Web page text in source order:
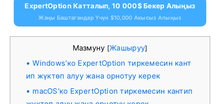
ExpertOption Катталып, 10 000$ Бекер Алыңыз
Жаңы Баштагандар Үчүн $10,000 Акысыз Алыңыз
Мазмуну [Жашыруу]
Windows'ко ExpertOption тиркемесин кант
ип жүктөп алуу жана орнотуу керек
macOS'ко ExpertOption тиркемесин кантип